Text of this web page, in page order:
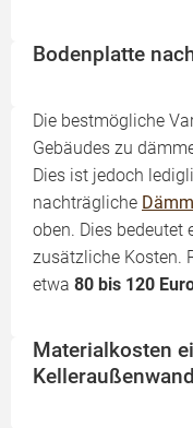
Bodenplatte
Die bestmögliche
Gebäudes zu
Dies ist jedoch
nachträgliche
oben. Dies bedeutet
zusätzliche Kosten.
etwa 80 bis 120
Materialkosten